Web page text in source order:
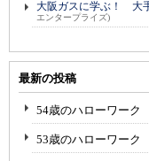
大阪ガスに学ぶ！ 大
エンタープライズ)
最新の投稿
54歳のハローワーク
53歳のハローワーク